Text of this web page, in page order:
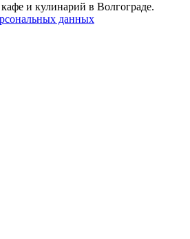
и кулинарий в Волгограде.
данных